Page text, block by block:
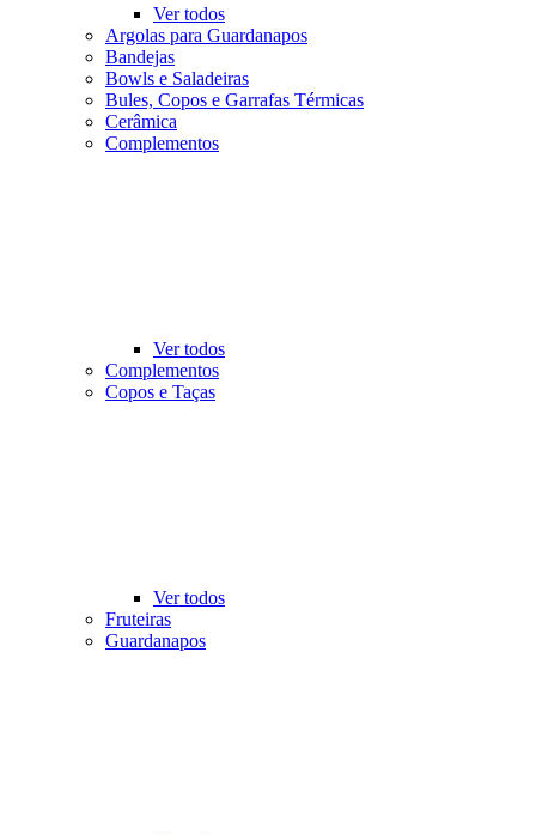
Ver todos
Argolas para Guardanapos
Bandejas
Bowls e Saladeiras
Bules, Copos e Garrafas Térmicas
Cerâmica
Complementos
Ver todos
Complementos
Copos e Taças
Ver todos
Fruteiras
Guardanapos